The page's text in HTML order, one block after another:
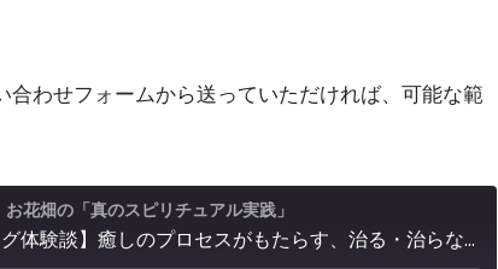
わせフォームから送っていただければ、可能な範
花畑の「真のスピリチュアル実践」
第190回【ヒーリング体験談】癒しのプロセスがもたらす、治る・治らない以前に大切な「いのち」の学び